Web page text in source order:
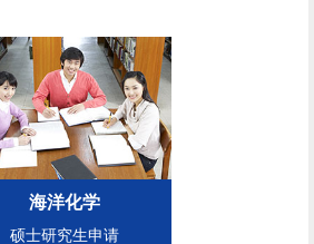
海洋化学
硕士研究生申请